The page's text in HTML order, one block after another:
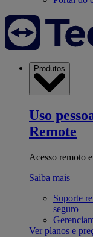
Produtos
Uso
Remote
Acesso remoto
Saiba mais
Suporte
seguro
Ver planos e